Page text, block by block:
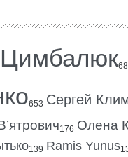
653 Сергей
176 Олена
139 Ramis Yunus